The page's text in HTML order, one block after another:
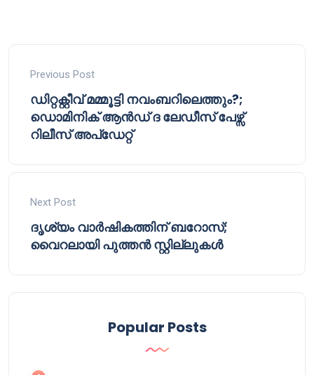
Previous Post
ഡിറ്റക്റ്റീവ് മമ്മൂട്ടി നവംബറിലെത്തും?;
ഡൊമിനിക് ആൻഡ് ദ ലേഡീസ് പേഴ്സ്
റിലീസ് അപ്‌ഡേറ്റ്
Next Post
ദൃശ്യം വാർഷികത്തിന് ബറോസ്;
വൈറലായി പുത്തൻ സ്റ്റില്ലുകൾ
Popular Posts